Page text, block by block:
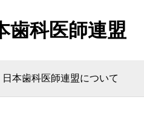
歯科医師連盟
日本歯科医師連盟について